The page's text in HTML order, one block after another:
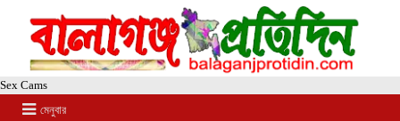
Sex Cams
মেনুবার